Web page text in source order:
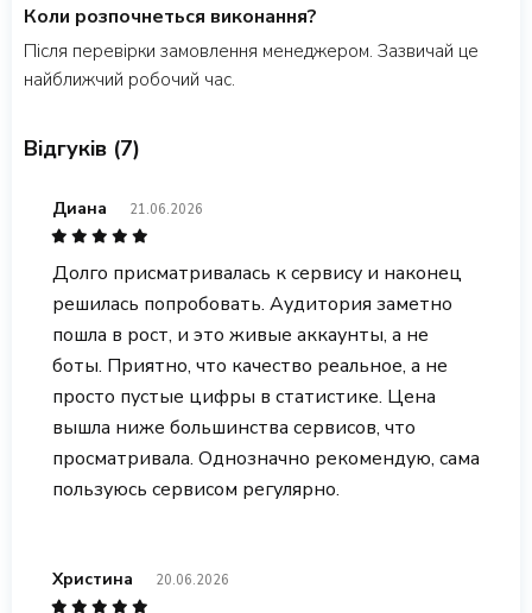
Коли розпочнеться виконання?
Після перевірки замовлення менеджером. Зазвичай це
найближчий робочий час.
Відгуків (7)
Диана 21.06.2026
Долго присматривалась к сервису и наконец
решилась попробовать. Аудитория заметно
пошла в рост, и это живые аккаунты, а не
боты. Приятно, что качество реальное, а не
просто пустые цифры в статистике. Цена
вышла ниже большинства сервисов, что
просматривала. Однозначно рекомендую, сама
пользуюсь сервисом регулярно.
Христина 20.06.2026